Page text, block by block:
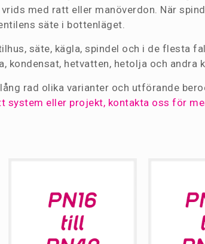
med ratt eller manöverdon. När
säte i bottenläget.
säte, kägla, spindel och i de flesta
kondensat, hetvatten, hetolja och andra
rad olika varianter och utförande
eller projekt, kontakta oss för